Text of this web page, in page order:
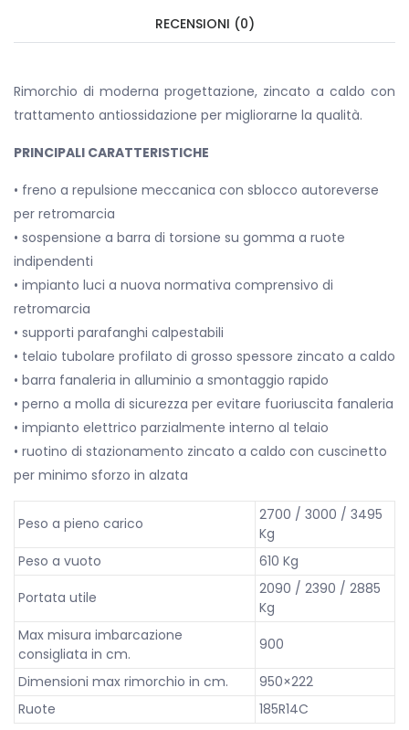
RECENSIONI (0)
Rimorchio di moderna progettazione, zincato a caldo con
trattamento antiossidazione per migliorarne la qualità.
PRINCIPALI CARATTERISTICHE
• freno a repulsione meccanica con sblocco autoreverse
per retromarcia
• sospensione a barra di torsione su gomma a ruote
indipendenti
• impianto luci a nuova normativa comprensivo di
retromarcia
• supporti parafanghi calpestabili
• telaio tubolare profilato di grosso spessore zincato a caldo
• barra fanaleria in alluminio a smontaggio rapido
• perno a molla di sicurezza per evitare fuoriuscita fanaleria
• impianto elettrico parzialmente interno al telaio
• ruotino di stazionamento zincato a caldo con cuscinetto
per minimo sforzo in alzata
Peso a pieno carico
2700 / 3000 / 3495
Kg
Peso a vuoto
610 Kg
Portata utile
2090 / 2390 / 2885
Kg
Max misura imbarcazione
consigliata in cm.
900
Dimensioni max rimorchio in cm.
950×222
Ruote
185R14C